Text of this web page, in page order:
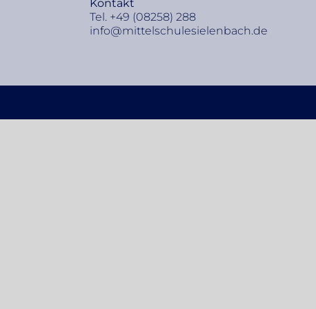
Kon­takt
Tel. +49 (08258) 288
info@​mittelschulesielenbach.​de